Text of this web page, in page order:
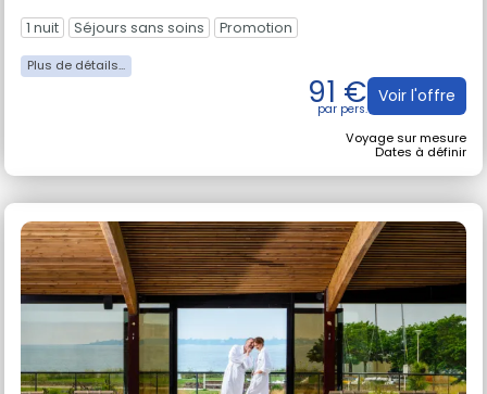
1 nuit Séjours sans soins Promotion
91 € Voir l'offre
Voyage sur mesure
Dates à définir